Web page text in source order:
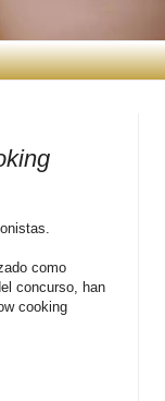
como
concurso, han
cooking